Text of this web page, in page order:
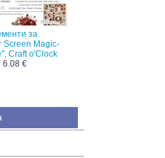
за
Screen Magic-
Craft o'Clock
6.08 €